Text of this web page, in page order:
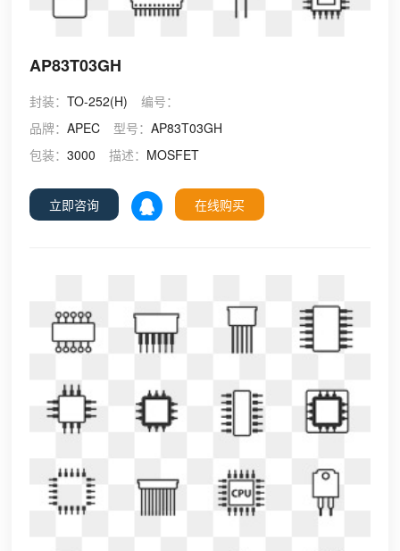
AP83T03GH
封装：TO-252(H)
编号：
品牌：APEC 型号：AP83T03GH
包装：3000 描述： MOSFET
立即咨询 在线购买